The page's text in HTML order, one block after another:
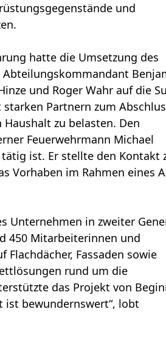
und
hatte die Umsetzung des
und Roger Wahr auf die
Partnern zum
zu belasten. Den
Feuerwehrmann Michael
ist. Er stellte den Kontakt
Vorhaben im Rahmen eines
Unternehmen in zweiter
450 Mitarbeiterinnen und
Fassaden sowie
rund um die
das Projekt von
ist bewundernswert“, lobt